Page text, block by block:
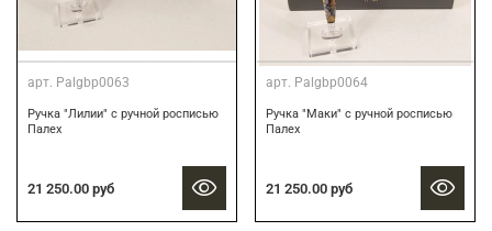
арт. Palgbp0063
Ручка "Лилии" с ручной росписью
Палех
21 250.00 руб
арт. Palgbp0064
Ручка "Маки" с ручной росписью
Палех
21 250.00 руб